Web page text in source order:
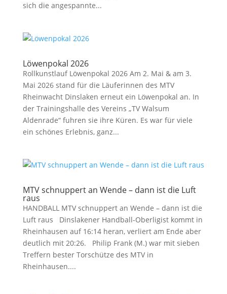
sich die angespannte...
Löwenpokal 2026
Rollkunstlauf Löwenpokal 2026 Am 2. Mai & am 3.
Mai 2026 stand für die Läuferinnen des MTV
Rheinwacht Dinslaken erneut ein Löwenpokal an. In
der Trainingshalle des Vereins „TV Walsum
Aldenrade“ fuhren sie ihre Küren. Es war für viele
ein schönes Erlebnis, ganz...
MTV schnuppert an Wende – dann ist die Luft
raus
HANDBALL MTV schnuppert an Wende – dann ist die
Luft raus Dinslakener Handball-Oberligist kommt in
Rheinhausen auf 16:14 heran, verliert am Ende aber
deutlich mit 20:26. Philip Frank (M.) war mit sieben
Treffern bester Torschütze des MTV in
Rheinhausen....